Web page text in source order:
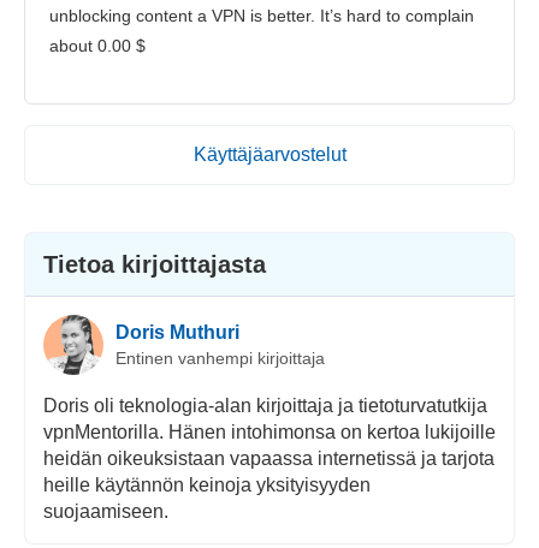
unblocking content a VPN is better. It’s hard to complain
about 0.00 $
Käyttäjäarvostelut
Tietoa kirjoittajasta
Doris Muthuri
Entinen vanhempi kirjoittaja
Doris oli teknologia-alan kirjoittaja ja tietoturvatutkija
vpnMentorilla. Hänen intohimonsa on kertoa lukijoille
heidän oikeuksistaan vapaassa internetissä ja tarjota
heille käytännön keinoja yksityisyyden
suojaamiseen.